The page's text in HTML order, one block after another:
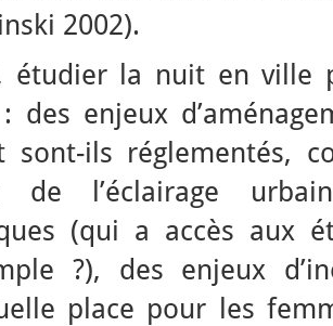
2002).
étudier la nuit en ville
: des enjeux
sont-ils réglementés,
de l’éclairage
(qui a accès aux
?), des enjeux
place pour les